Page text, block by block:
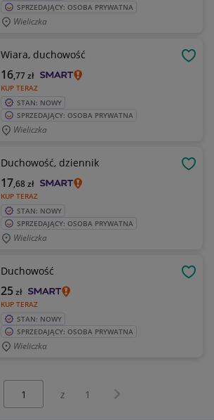
SPRZEDAJĄCY: OSOBA PRYWATNA
Wieliczka
Wiara, duchowość
KUP TERAZ
16,77zł
STAN: NOWY
SPRZEDAJĄCY: OSOBA PRYWATNA
Wieliczka
Duchowość, dziennik
KUP TERAZ
17,68zł
STAN: NOWY
SPRZEDAJĄCY: OSOBA PRYWATNA
Wieliczka
Duchowość
KUP TERAZ
25zł
STAN: NOWY
SPRZEDAJĄCY: OSOBA PRYWATNA
Wieliczka
z 1 Następna strona